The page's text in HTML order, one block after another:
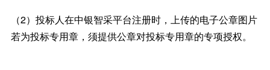
（2）投标人在中银智采平台注册时，上传的电子公章图片
若为投标专用章，须提供公章对投标专用章的专项授权。